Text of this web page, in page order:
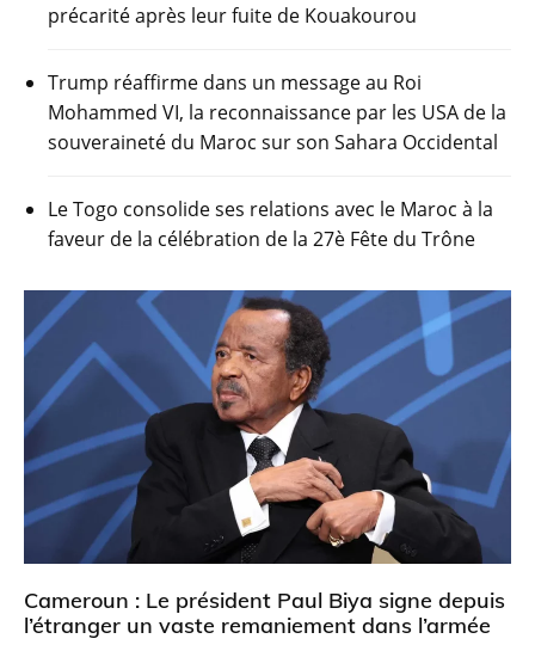
précarité après leur fuite de Kouakourou
Trump réaffirme dans un message au Roi
Mohammed VI, la reconnaissance par les USA de la
souveraineté du Maroc sur son Sahara Occidental
Le Togo consolide ses relations avec le Maroc à la
faveur de la célébration de la 27è Fête du Trône
Cameroun : Le président Paul Biya signe depuis
l’étranger un vaste remaniement dans l’armée